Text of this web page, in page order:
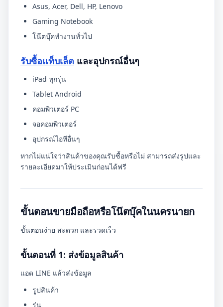
Asus, Acer, Dell, HP, Lenovo
Gaming Notebook
โน๊ตบุ๊คทำงานทั่วไป
รับซื้อแท็บเล็ต และอุปกรณ์อื่นๆ
iPad ทุกรุ่น
Tablet Android
คอมพิวเตอร์ PC
จอคอมพิวเตอร์
อุปกรณ์ไอทีอื่นๆ
หากไม่แน่ใจว่าสินค้าของคุณรับซื้อหรือไม่ สามารถส่งรูปและ
รายละเอียดมาให้ประเมินก่อนได้ฟรี
ขั้นตอนขายมือถือหรือโน๊ตบุ๊คในนครนายก
ขั้นตอนง่าย สะดวก และรวดเร็ว
ขั้นตอนที่ 1: ส่งข้อมูลสินค้า
แอด LINE แล้วส่งข้อมูล
รูปสินค้า
รุ่น